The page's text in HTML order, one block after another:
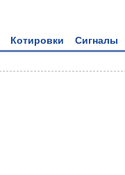
Котировки Сигналы